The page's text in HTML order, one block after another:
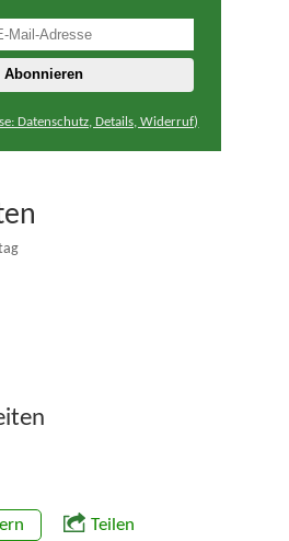
Datenschutz, Details, Widerruf)
Teilen